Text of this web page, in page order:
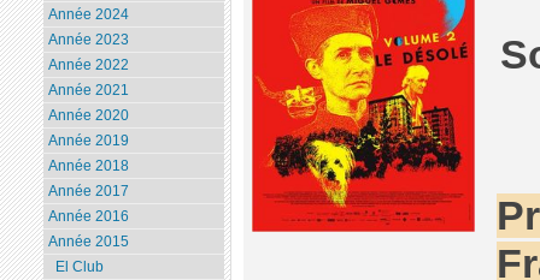
Année 2024
Année 2023
Année 2022
Année 2021
Année 2020
Année 2019
Année 2018
Année 2017
Année 2016
Année 2015
El Club